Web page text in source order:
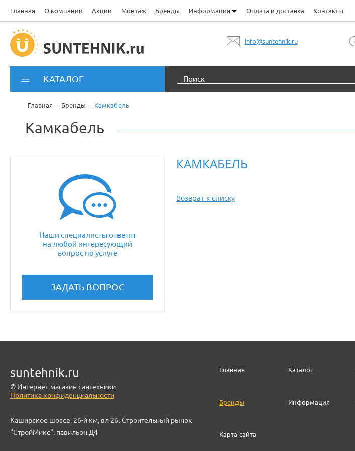
Главная О компании Акции Монтаж Бренды Информация Оплата и доставка Контакты
info@suntehnik.ru
КАТАЛОГ
Главная Бренды Камкабель
Камкабель
Наши специалисты ответят
на любой интересующий
вопрос по услуге
ЗАДАТЬ ВОПРОС
КАМКАБЕЛЬ
Возврат к списку
suntehnik.ru
© Интернет-магазин сантехники
Политика конфиденциальности
Каширское шоссе, 26-й км, вл 26. Строительный рынок
"СтройМикс", павильон Д4
Главная Каталог
Бренды Информация
Карта сайта